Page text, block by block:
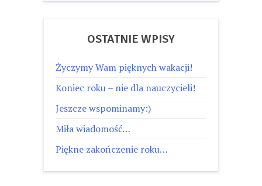
OSTATNIE WPISY
Życzymy Wam pięknych wakacji!
Koniec roku – nie dla nauczycieli!
Jeszcze wspominamy:)
Miła wiadomość…
Piękne zakończenie roku…